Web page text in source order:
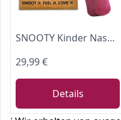
SNOOTY Kinder Nasenstripes MIKO (Panda) – Sanfte Nasenpflaster für Kinder ab 4 Jahren, mit Duft, bio-zertifiziert & atemaktiv, Refill-Pack (30 Strips)
29,99 €
Details